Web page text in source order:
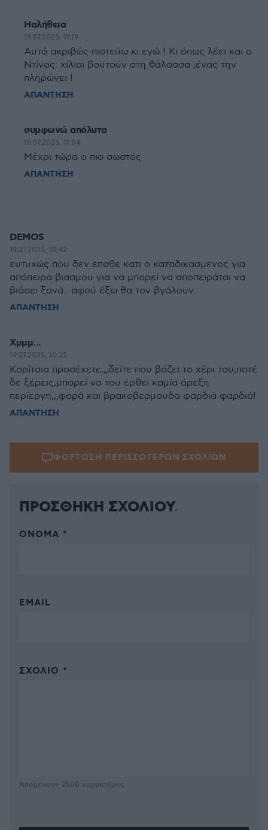
Ηαλήθεια
19.07.2025, 11:19
Αυτό ακριβώς πιστεύω κι εγώ ! Κι όπως λέει και ο
Ντίνος: χίλιοι βουτούν στη θάλασσα ,ένας την
πληρώνει !
ΑΠΑΝΤΗΣΗ
συμφωνώ απόλυτα
19.07.2025, 11:04
Μέχρι τώρα ο πιο σωστός
ΑΠΑΝΤΗΣΗ
DEMOS
19.07.2025, 10:42
ευτυχώς που δεν επαθε κατι ο καταδικασμενος για
απόπειρα βιασμου για να μπορεί να αποπειράται να
βιάσει ξανά.. αφού έξω θα τον βγάλουν..
ΑΠΑΝΤΗΣΗ
Χμμμ...
19.07.2025, 10:35
Κορίτσια προσέχετε,,,δείτε που βάζει το χέρι του,ποτέ
δε ξέρεις,μπορεί να του έρθει καμία όρεξη
περίεργη,,,φορά και βρακοβερμουδα φαρδιά φαρδιά!
ΑΠΑΝΤΗΣΗ
ΦΟΡΤΩΣΗ ΠΕΡΙΣΣΟΤΕΡΩΝ ΣΧΟΛΙΩΝ
ΠΡΟΣΘΗΚΗ ΣΧΟΛΙΟΥ
ΌΝΟΜΑ *
EMAIL
ΣΧΌΛΙΟ *
Απομένουν 2500 χαρακτήρες